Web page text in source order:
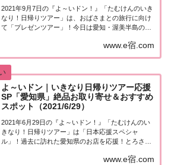
2021年9月7日の『よ～いドン！』「たむけんのいき
なり！日帰りツアー」は、おばさまとの旅行に向け
て「プレゼンツアー」！今日は愛知・渥美半島のオ
ットはこちら！「愛知・渥美半島」日帰りプレゼン
ツアー街行く人にいきなり声をかけ、そのまま日...
www.e宿.com
よ～いドン｜いきなり日帰りツアー応援
SP「愛知県」絶品お取り寄せ＆おすすめ
スポット（2021/6/29）
2021年6月29日の『よ～いドン！』「たむけんのい
きなり！日帰りツアー」は「日本応援スペシャ
ル」！過去に訪れた愛知県のお店を応援！とろさん
ます。取り上げられたスポットはこちら！日本応援
www.e宿.com